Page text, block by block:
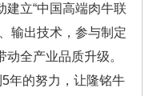
立“中国高端肉牛联
输出技术，参与制定
全产业品质升级。
年的努力，让隆铭牛